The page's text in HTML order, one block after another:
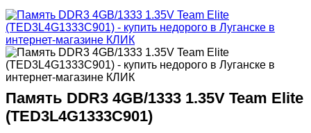
Память DDR3 4GB/1333 1.35V Team Elite
(TED3L4G1333C901)